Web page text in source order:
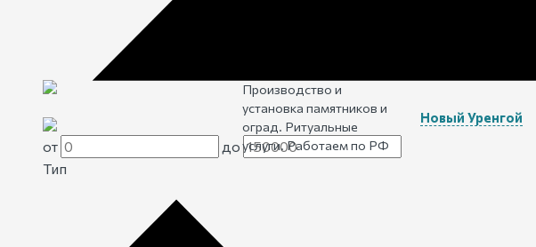
Производство и
установка памятников и
оград. Ритуальные
услуги. Работаем по РФ
Новый Уренгой
от
до
Тип